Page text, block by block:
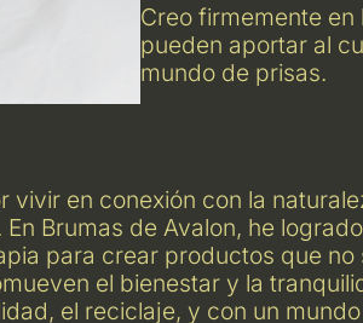
Creo firmemente
pueden aportar al
mundo de prisas.
en conexión con la
Brumas de Avalon, he
para crear productos que no
el bienestar y la
el reciclaje, y con un